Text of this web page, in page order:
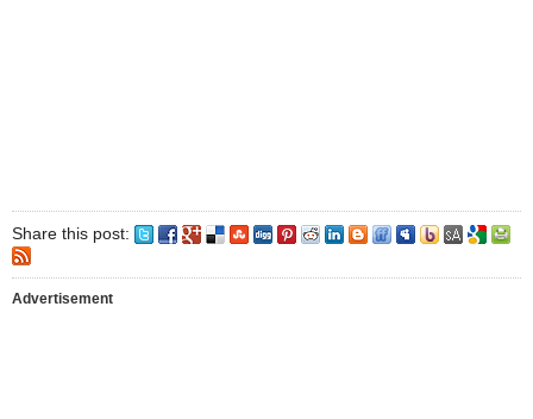
Share this post:
Advertisement